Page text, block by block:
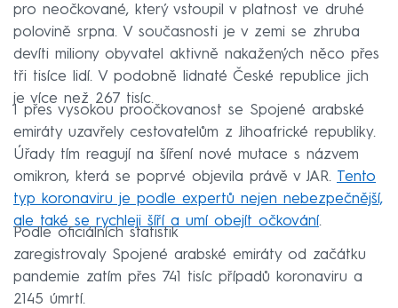
pro neočkované, který vstoupil v platnost ve druhé
polovině srpna. V současnosti je v zemi se zhruba
devíti miliony obyvatel aktivně nakažených něco přes
tři tisíce lidí. V podobně lidnaté České republice jich
je více než 267 tisíc.
I přes vysokou proočkovanost se Spojené arabské
emiráty uzavřely cestovatelům z Jihoafrické republiky.
Úřady tím reagují na šíření nové mutace s názvem
omikron, která se poprvé objevila právě v JAR. Tento
typ koronaviru je podle expertů nejen nebezpečnější,
ale také se rychleji šíří a umí obejít očkování.
Podle oficiálních statistik
zaregistrovaly Spojené arabské emiráty od začátku
pandemie zatím přes 741 tisíc případů koronaviru a
2145 úmrtí.